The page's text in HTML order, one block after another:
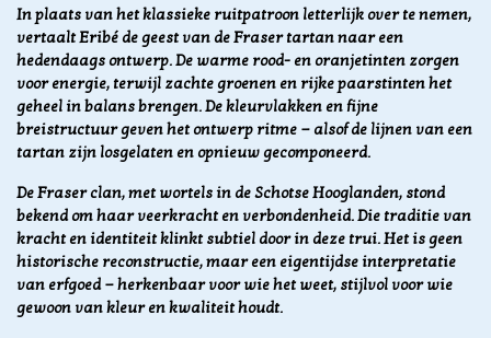
In plaats van het klassieke ruitpatroon letterlijk over te nemen,
vertaalt Eribé de geest van de Fraser tartan naar een
hedendaags ontwerp. De warme rood- en oranjetinten zorgen
voor energie, terwijl zachte groenen en rijke paarstinten het
geheel in balans brengen. De kleurvlakken en fijne
breistructuur geven het ontwerp ritme — alsof de lijnen van een
tartan zijn losgelaten en opnieuw gecomponeerd.
De Fraser clan, met wortels in de Schotse Hooglanden, stond
bekend om haar veerkracht en verbondenheid. Die traditie van
kracht en identiteit klinkt subtiel door in deze trui. Het is geen
historische reconstructie, maar een eigentijdse interpretatie
van erfgoed — herkenbaar voor wie het weet, stijlvol voor wie
gewoon van kleur en kwaliteit houdt.